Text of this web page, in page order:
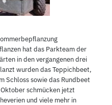
hat das Parkteam der
in den vergangenen drei
wurden das Teppichbeet,
Schloss sowie das Rundbeet
schmücken jetzt
und viele mehr in